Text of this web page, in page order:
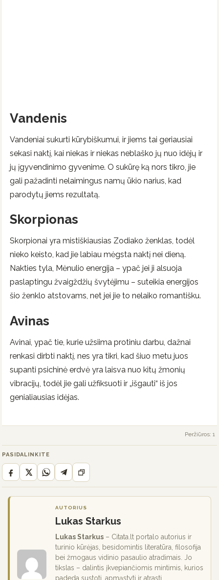
Vandenis
Vandeniai sukurti kūrybiškumui, ir jiems tai geriausiai
sekasi naktį, kai niekas ir niekas neblaško jų nuo idėjų ir
jų įgyvendinimo gyvenime. O sukūrę ką nors tikro, jie
gali pažadinti nelaimingus namų ūkio narius, kad
parodytų jiems rezultatą.
Skorpionas
Skorpionai yra mistiškiausias Zodiako ženklas, todėl
nieko keisto, kad jie labiau mėgsta naktį nei dieną.
Nakties tyla, Mėnulio energija – ypač jei ji alsuoja
paslaptingu žvaigždžių švytėjimu – suteikia energijos
šio ženklo atstovams, net jei jie to nelaiko romantišku.
Avinas
Avinai, ypač tie, kurie užsiima protiniu darbu, dažnai
renkasi dirbti naktį, nes yra tikri, kad šiuo metu juos
supanti psichinė erdvė yra laisva nuo kitų žmonių
vibracijų, todėl jie gali užfiksuoti ir „išgauti“ iš jos
genialiausias idėjas.
Peržiūros: 1
PASIDALINKITE
AUTORIUS
Lukas Starkus
Lukas Starkus – Citata.lt portalo autorius ir
turinio kūrėjas, besidomintis literatūra, filosofija
bei žmogaus vidinio pasaulio atradimais. Jo
tikslas – dalintis įkvepiančiomis mintimis, kurios
padeda sustoti, apmąstyti ir atrasti